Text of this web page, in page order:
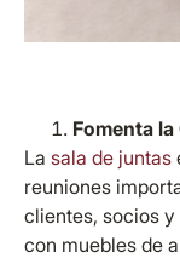
Fomenta
La sala de juntas
reuniones
clientes, socios
con muebles de